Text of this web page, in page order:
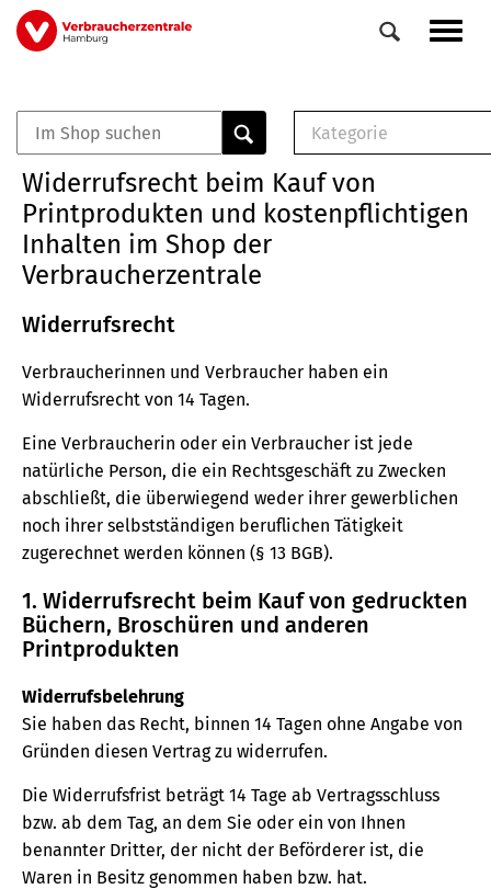
Direkt
zum
Veranstaltungen
0
Elemente
Kategorie
Musterbrief (RTF)
E-Broschüre
Widerrufsrecht beim Kauf von
Printprodukten und kostenpflichtigen
Inhalten im Shop der
Verbraucherzentrale
Widerrufsrecht
Verbraucherinnen und Verbraucher haben ein
Widerrufsrecht von 14 Tagen.
Eine Verbraucherin oder ein Verbraucher ist jede
natürliche Person, die ein Rechtsgeschäft zu Zwecken
abschließt, die überwiegend weder ihrer gewerblichen
noch ihrer selbstständigen beruflichen Tätigkeit
zugerechnet werden können (§ 13 BGB).
1. Widerrufsrecht beim Kauf von gedruckten
Büchern, Broschüren und anderen
Printprodukten
Widerrufsbelehrung
Sie haben das Recht, binnen 14 Tagen ohne Angabe von
Gründen diesen Vertrag zu widerrufen.
Die Widerrufsfrist beträgt 14 Tage ab Vertragsschluss
bzw. ab dem Tag, an dem Sie oder ein von Ihnen
benannter Dritter, der nicht der Beförderer ist, die
Waren in Besitz genommen haben bzw. hat.